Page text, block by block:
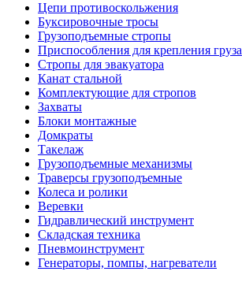
Цепи противоскольжения
Буксировочные тросы
Грузоподъемные стропы
Приспособления для крепления груза
Стропы для эвакуатора
Канат стальной
Комплектующие для стропов
Захваты
Блоки монтажные
Домкраты
Такелаж
Грузоподъемные механизмы
Траверсы грузоподъемные
Колеса и ролики
Веревки
Гидравлический инструмент
Складская техника
Пневмоинструмент
Генераторы, помпы, нагреватели